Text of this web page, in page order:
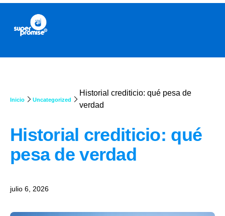
Inicio Uncategorized
Historial crediticio: qué pesa de
verdad
Historial crediticio: qué
pesa de verdad
julio 6, 2026